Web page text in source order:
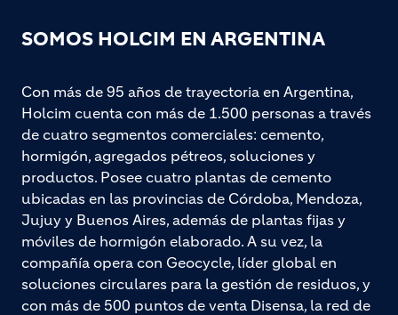
SOMOS HOLCIM EN ARGENTINA
Con más de 95 años de trayectoria en Argentina,
Holcim cuenta con más de 1.500 personas a través
de cuatro segmentos comerciales: cemento,
hormigón, agregados pétreos, soluciones y
productos. Posee cuatro plantas de cemento
ubicadas en las provincias de Córdoba, Mendoza,
Jujuy y Buenos Aires, además de plantas fijas y
móviles de hormigón elaborado. A su vez, la
compañía opera con Geocycle, líder global en
soluciones circulares para la gestión de residuos, y
con más de 500 puntos de venta Disensa, la red de